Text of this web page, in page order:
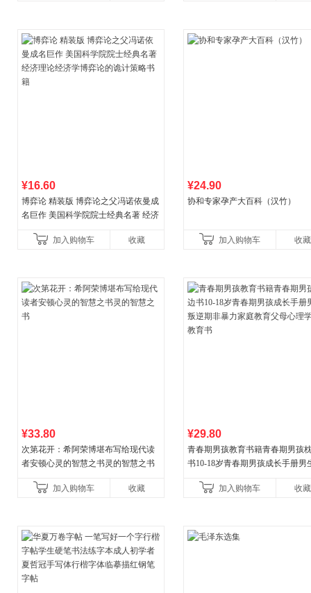
¥16.60
博弈论 精装版 博弈论之父冯诺依曼成
名巨作 美国科学院院士经典名著 经济
加入购物车
收藏
¥24.90
协和专家孕产大百科（汉竹）
加入购物车 收藏
¥33.80
次第花开：希阿荣博堪布写给现代读
者安顿心灵的智慧之书灵的智慧之书
加入购物车 收藏
¥29.80
青春期男孩教育书籍青春期男孩
书10-18岁青春期男孩成长手册男
育书
加入购物车 收藏